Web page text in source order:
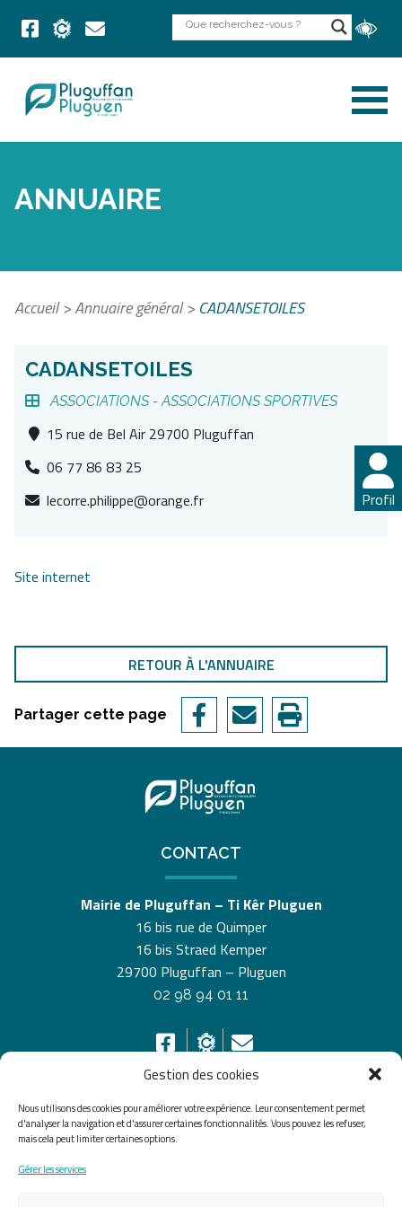
Gestion des cookies
Nous utilisons des cookies pour améliorer votre expérience. Leur consentement permet
d'analyser la navigation et d'assurer certaines fonctionnalités. Vous pouvez les refuser,
mais cela peut limiter certaines options.
Gérer les services
ANNUAIRE
Accueil>Annuaire général>CADANSETOILES
CADANSETOILES
ASSOCIATIONS -ASSOCIATIONS SPORTIVES
15 rue de Bel Air 29700 Pluguffan
06 77 86 83 25
lecorre.philippe@orange.fr
Site internet
RETOUR À L'ANNUAIRE
Partager cette page
Profil
CONTACT
Mairie de Pluguffan – Ti Kêr Pluguen
16 bis rue de Quimper
16 bis Straed Kemper
29700 Pluguffan – Pluguen
02 98 94 01 11
HORAIRES D’OUVERTURE
Du lundi au vendredi de 8h30 à 12h30 et de 13h30 à